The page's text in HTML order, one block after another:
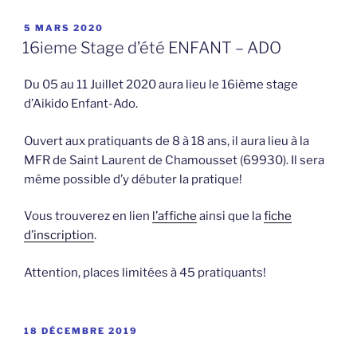
PUBLIÉ
LE
5 MARS 2020
16ieme Stage d’été ENFANT – ADO
Du 05 au 11 Juillet 2020 aura lieu le 16ième stage
d’Aikido Enfant-Ado.
Ouvert aux pratiquants de 8 à 18 ans, il aura lieu à la
MFR de Saint Laurent de Chamousset (69930). Il sera
même possible d’y débuter la pratique!
Vous trouverez en lien l’affiche ainsi que lafiche
d’inscription.
Attention, places limitées à 45 pratiquants!
PUBLIÉ
18 DÉCEMBRE 2019